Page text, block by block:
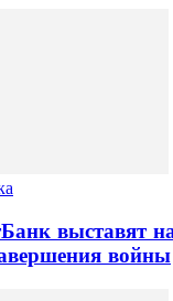
выставят
войны